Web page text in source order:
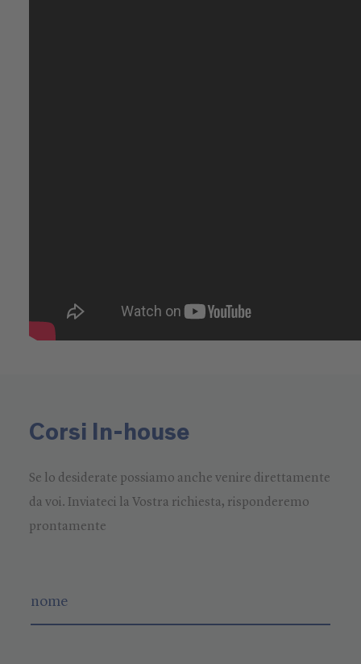
Corsi In-house
Se lo desiderate possiamo anche venire direttamente
da voi. Inviateci la Vostra richiesta, risponderemo
prontamente